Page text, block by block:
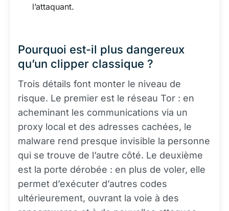
l’attaquant.
Pourquoi est-il plus dangereux
qu’un clipper classique ?
Trois détails font monter le niveau de
risque. Le premier est le réseau Tor : en
acheminant les communications via un
proxy local et des adresses cachées, le
malware rend presque invisible la personne
qui se trouve de l’autre côté. Le deuxième
est la porte dérobée : en plus de voler, elle
permet d’exécuter d’autres codes
ultérieurement, ouvrant la voie à des